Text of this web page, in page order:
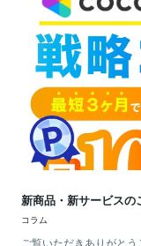
新商品・新サービスの
コラム
ご覧いただきありがと